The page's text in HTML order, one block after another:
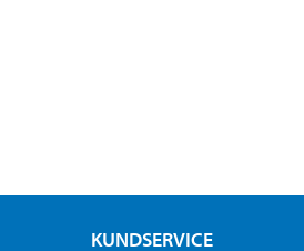
KUNDSERVICE